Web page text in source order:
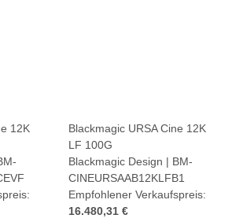
12K
Blackmagic URSA Cine 12K
LF 100G
Blackmagic Design | BM-
CINEURSAAB12KLFB1
Empfohlener Verkaufspreis:
16.480,31 €